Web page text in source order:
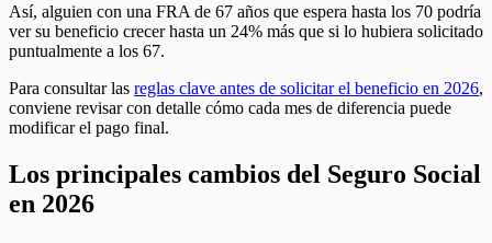
Así, alguien con una FRA de 67 años que espera hasta los 70 podría
ver su beneficio crecer hasta un 24% más que si lo hubiera solicitado
puntualmente a los 67.
Para consultar las reglas clave antes de solicitar el beneficio en 2026,
conviene revisar con detalle cómo cada mes de diferencia puede
modificar el pago final.
Los principales cambios del Seguro Social
en 2026